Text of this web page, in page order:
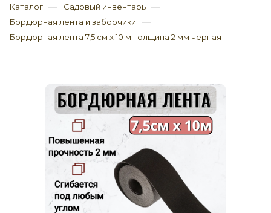
Каталог — Садовый инвентарь —
Бордюрная лента и заборчики —
Бордюрная лента 7,5 см х 10 м толщина 2 мм черная